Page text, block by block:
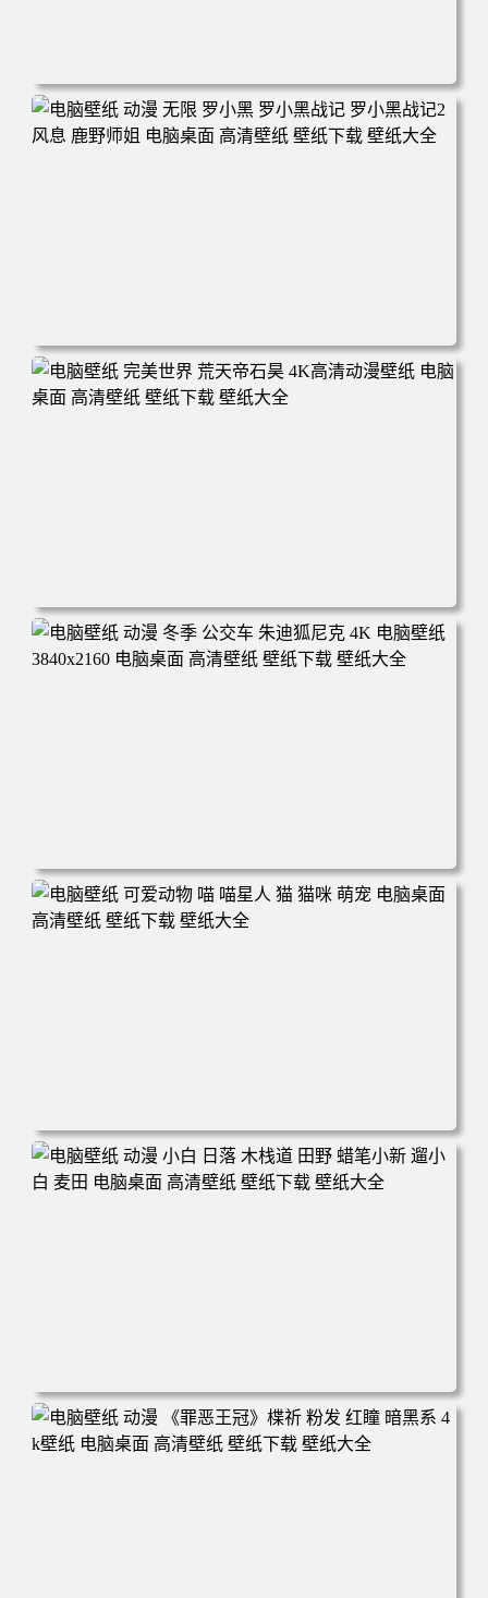
电脑壁纸 柯南和小兰背靠背 夕阳 日落 4K动漫壁纸 电脑桌
面 高清壁纸 壁纸下载 壁纸大全
电脑壁纸 动漫 无限 罗小黑 罗小黑战记 罗小黑战记2 风息
鹿野师姐 电脑桌面 高清壁纸 壁纸下载 壁纸大全
电脑壁纸 完美世界 荒天帝石昊 4K高清动漫壁纸 电脑桌面
高清壁纸 壁纸下载 壁纸大全
电脑壁纸 动漫 冬季 公交车 朱迪狐尼克 4K 电脑壁纸 3840x2
160 电脑桌面 高清壁纸 壁纸下载 壁纸大全
电脑壁纸 可爱动物 喵 喵星人 猫 猫咪 萌宠 电脑桌面 高清壁
纸 壁纸下载 壁纸大全
电脑壁纸 动漫 小白 日落 木栈道 田野 蜡笔小新 遛小白 麦田
电脑桌面 高清壁纸 壁纸下载 壁纸大全